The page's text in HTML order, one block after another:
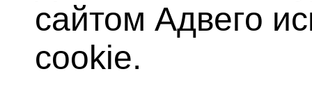
сайтом Адвего
cookie.